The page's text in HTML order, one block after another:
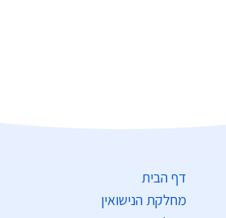
דף הבית
מחלקת הנישואין